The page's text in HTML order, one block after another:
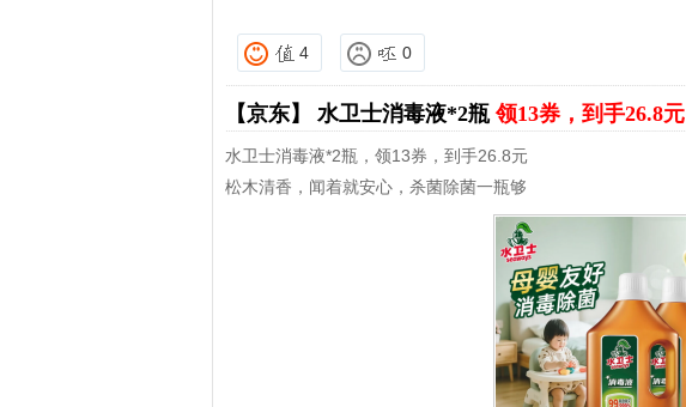
4 0
【京东】 水卫士消毒液*2瓶领13券，到手26.8元
水卫士消毒液*2瓶，领13券，到手26.8元
松木清香，闻着就安心，杀菌除菌一瓶够